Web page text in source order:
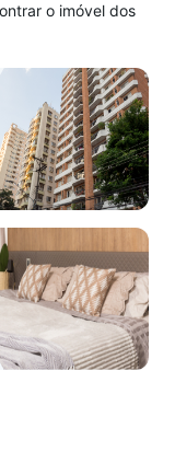
o imóvel dos